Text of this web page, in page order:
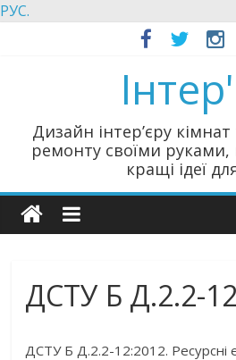
РУС.
Дизайн інтер’єру
ремонту своїми руками,
кращі ідеї
ДСТУ Б Д.2.2-
ДСТУ Б Д.2.2-12:2012. Ресурсні